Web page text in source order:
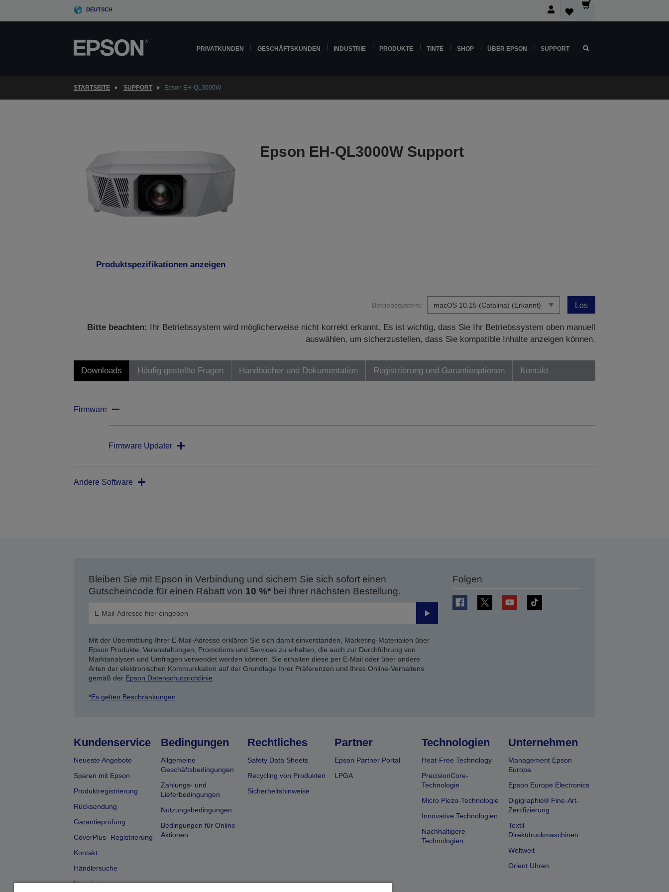
DEUTSCH
PRIVATKUNDEN GESCHÄFTSKUNDEN INDUSTRIE PRODUKTE TINTE SHOP ÜBER EPSON SUPPORT
STARTSEITE SUPPORT Epson EH-QL3000W
Produktspezifikationen anzeigen
Epson EH-QL3000W Support
Betriebssystem: Los
Bitte beachten:
Ihr Betriebssystem wird möglicherweise nicht korrekt erkannt. Es ist wichtig, dass Sie Ihr Betriebssystem oben manuell
auswählen, um sicherzustellen, dass Sie kompatible Inhalte anzeigen können.
Downloads Häufig gestellte Fragen Handbücher und Dokumentation Registrierung und Garantieoptionen Kontakt
Firmware
Firmware Updater
Andere Software
Bleiben Sie mit Epson in Verbindung und sichern Sie sich sofort einen
Gutscheincode für einen Rabatt von 10 %*bei Ihrer nächsten Bestellung.
Senden
Mit der Übermittlung Ihrer E-Mail-Adresse erklären Sie sich damit einverstanden, Marketing-Materialien über
Epson Produkte, Veranstaltungen, Promotions und Services zu erhalten, die auch zur Durchführung von
Marktanalysen und Umfragen verwendet werden können. Sie erhalten diese per E-Mail oder über andere
Arten der elektronischen Kommunikation auf der Grundlage Ihrer Präferenzen und Ihres Online-Verhaltens
gemäß der Epson Datenschutzrichtlinie.
*Es gelten Beschränkungen
Folgen
Kundenservice
Neueste Angebote
Sparen mit Epson
Produktregistrierung
Rücksendung
Garantieprüfung
CoverPlus- Registrierung
Kontakt
Händlersuche
Newsletter
Bedingungen
Allgemeine
Geschäftsbedingungen
Zahlungs- und
Lieferbedingungen
Nutzungsbedingungen
Bedingungen für Online-
Aktionen
Rechtliches
Safety Data Sheets
Recycling von Produkten
Sicherheitshinweise
Partner
Epson Partner Portal
LPGA
Technologien
Heat-Free Technology
PrecisionCore-
Technologie
Micro Piezo-Technologie
Innovative Technologien
Nachhaltigere
Technologien
Unternehmen
Management Epson
Europa
Epson Europe Electronics
Digigraphie® Fine-Art-
Zertifizierung
Textil-
Direktdruckmaschinen
Weltweit
Orient Uhren